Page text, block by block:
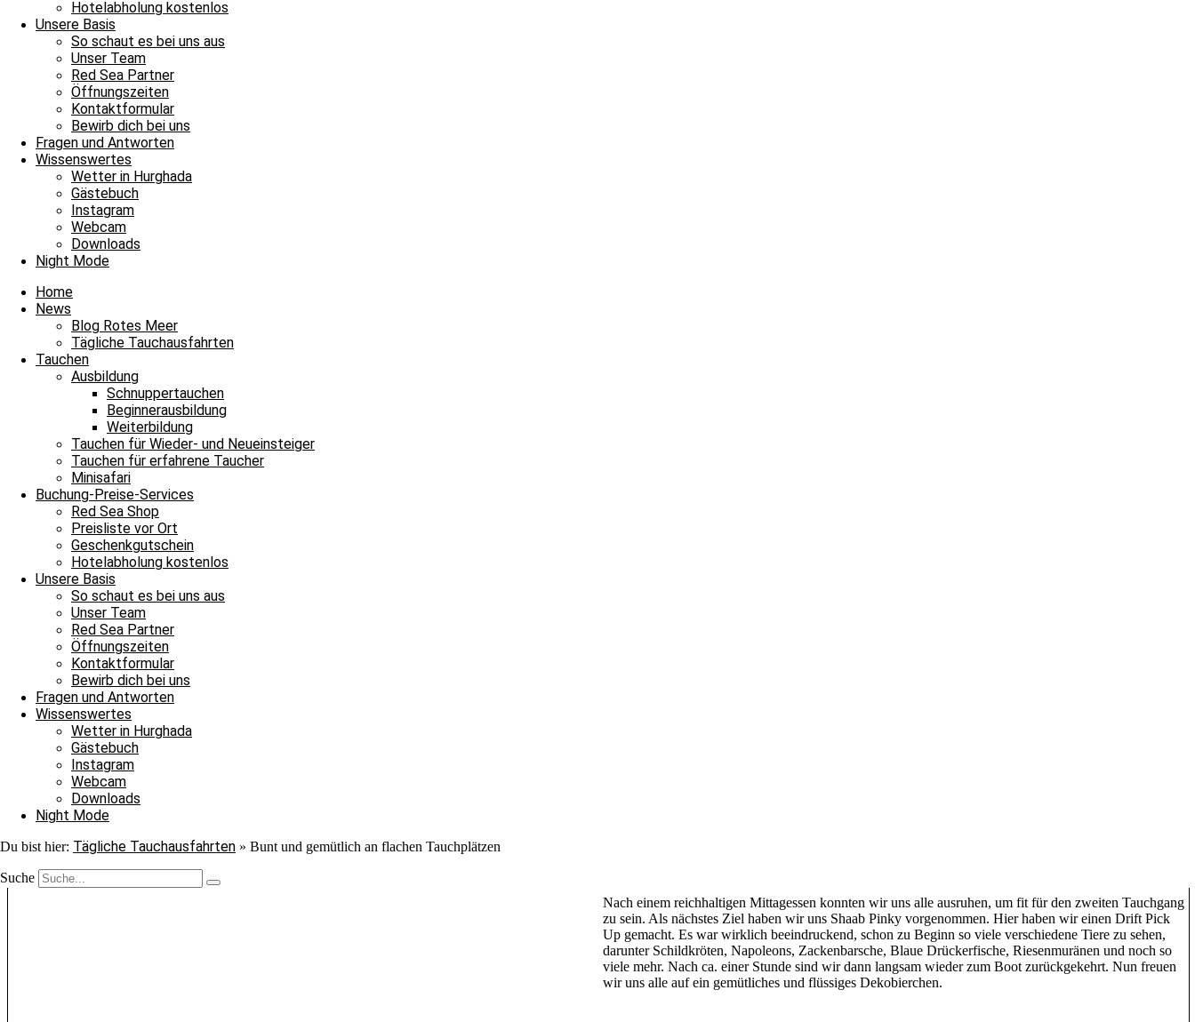
Hotelabholung kostenlos
Unsere Basis
So schaut es bei uns aus
Unser Team
Red Sea Partner
Öffnungszeiten
Kontaktformular
Bewirb dich bei uns
Fragen und Antworten
Wissenswertes
Wetter in Hurghada
Gästebuch
Instagram
Webcam
Downloads
Night Mode
Home
News
Blog Rotes Meer
Tägliche Tauchausfahrten
Tauchen
Ausbildung
Schnuppertauchen
Beginnerausbildung
Weiterbildung
Tauchen für Wieder- und Neueinsteiger
Tauchen für erfahrene Taucher
Minisafari
Buchung-Preise-Services
Red Sea Shop
Preisliste vor Ort
Geschenkgutschein
Hotelabholung kostenlos
Unsere Basis
So schaut es bei uns aus
Unser Team
Red Sea Partner
Öffnungszeiten
Kontaktformular
Bewirb dich bei uns
Fragen und Antworten
Wissenswertes
Wetter in Hurghada
Gästebuch
Instagram
Webcam
Downloads
Night Mode
Du bist hier: Tägliche Tauchausfahrten » Bunt und gemütlich an flachen Tauchplätzen
Suche
Maria
Nach einem reichhaltigen Mittagessen konnten wir uns alle ausruhen, um fit für den zweiten Tauchgang
zu sein. Als nächstes Ziel haben wir uns Shaab Pinky vorgenommen. Hier haben wir einen Drift Pick
Up gemacht. Es war wirklich beeindruckend, schon zu Beginn so viele verschiedene Tiere zu sehen,
darunter Schildkröten, Napoleons, Zackenbarsche, Blaue Drückerfische, Riesenmuränen und noch so
viele mehr. Nach ca. einer Stunde sind wir dann langsam wieder zum Boot zurückgekehrt. Nun freuen
wir uns alle auf ein gemütliches und flüssiges Dekobierchen.